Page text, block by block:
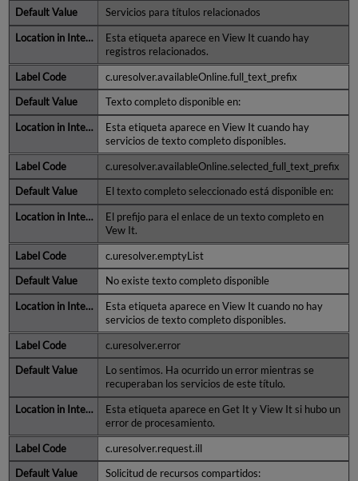
Servicios para títulos relacionados
Esta etiqueta aparece en View It cuando hay
registros relacionados.
c.uresolver.availableOnline.full_text_prefix
Texto completo disponible en:
Esta etiqueta aparece en View It cuando hay
servicios de texto completo disponibles.
c.uresolver.availableOnline.selected_full_text_prefix
El texto completo seleccionado está disponible en:
El prefijo para el enlace de un texto completo en
Vew It.
c.uresolver.emptyList
No existe texto completo disponible
Esta etiqueta aparece en View It cuando no hay
servicios de texto completo disponibles.
c.uresolver.error
Lo sentimos. Ha ocurrido un error mientras se
recuperaban los servicios de este título.
Esta etiqueta aparece en Get It y View It si hubo un
error de procesamiento.
c.uresolver.request.ill
Solicitud de recursos compartidos: